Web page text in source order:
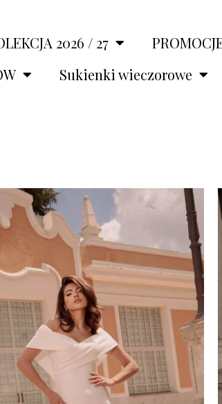
2026 / 27
Sukienki wieczorowe